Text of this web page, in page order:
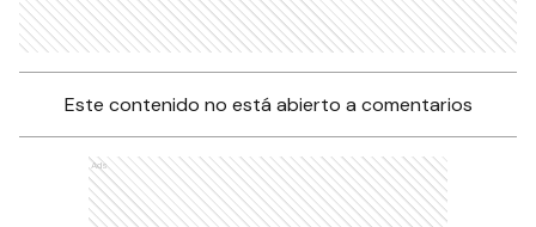
Este contenido no está abierto a comentarios
Ads